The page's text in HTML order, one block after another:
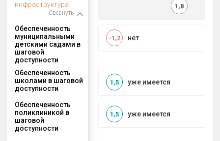
инфраструктура
Свернуть
1,8
Обеспеченность
муниципальными
детскими садами в
шаговой
доступности
нет
-1,2
Обеспеченность
школами в шаговой
доступности
уже имеется
1,5
Обеспеченность
поликлиникой в
шаговой
доступности
уже имеется
1,5